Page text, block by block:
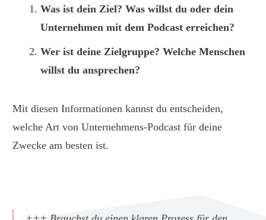
Was ist dein Ziel? Was willst du oder dein
Unternehmen mit dem Podcast erreichen?
Wer ist deine Zielgruppe? Welche Menschen
willst du ansprechen?
Mit diesen Informationen kannst du entscheiden,
welche Art von Unternehmens-Podcast für deine
Zwecke am besten ist.